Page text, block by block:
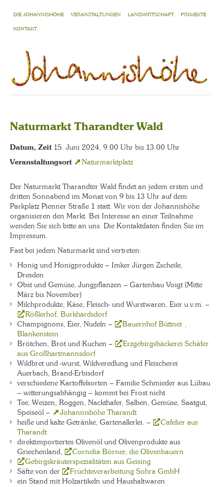
DIE JOHANNISHÖHE VERANSTALTUNGEN LANDWIRTSCHAFT PROJEKTE
KONTAKT
Naturmarkt Tharandter Wald
Datum, Zeit15. Juni 2024, 9.00 Uhr bis 13.00 Uhr
Veranstaltungsort Naturmarktplatz
Der Naturmarkt Tharandter Wald findet an jedem ersten und
dritten Sonnabend im Monat von 9 bis 13 Uhr auf dem
Parkplatz Pienner Straße 1 statt. Wir von der Johannishöhe
organisieren den Markt. Bei Interesse an einer Teilnahme
wenden Sie sich bitte an uns. Die Kontaktdaten finden Sie im
Impressum.
Fast bei jedem Naturmarkt sind vertreten:
Honig und Honigprodukte – Imker Jürgen Zscheile,
Dresden
Obst und Gemüse, Jungpflanzen – Gartenbau Voigt (Mitte
März bis November)
Milchprodukte, Käse, Fleisch- und Wurstwaren, Eier u.v.m. –
Rößlerhof, Burkhardsdorf
Champignons, Eier, Nudeln –
Bauernhof Büttner ,
Blankenstein
Brötchen, Brot und Kuchen –
Erzgebirgsbäckerei Schäfer
aus Großhartmannsdorf
Wildbret und -wurst, Wildveredlung und Fleischerei
Auerbach, Brand-Erbisdorf
verschiedene Kartoffelsorten – Familie Schmieder aus Lübau
– witterungsabhängig – kommt bei Frost nicht
Tee, Weizen, Roggen, Nackthafer, Salben, Gemüse, Saatgut,
Speiseöl –
Johannishöhe Tharandt
heiße und kalte Getränke, Gartenallerlei. –
Cafelier aus
Tharandt
direktimportiertes Olivenöl und Olivenprodukte aus
Griechenland,
Cornelia Börner, die Olivenbauern
Gebirgskräuterspezialitäten aus Geising
Säfte von der
Früchteverarbeitung Sohra GmbH
ein Stand mit Holzartikeln und Haushaltwaren